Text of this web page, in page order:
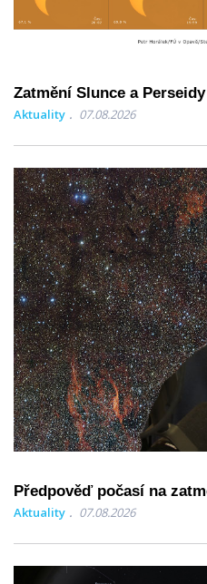
Zatmění Slunce a
Aktuality 07.08.2026
Předpověď počasí na
Aktuality 07.08.2026